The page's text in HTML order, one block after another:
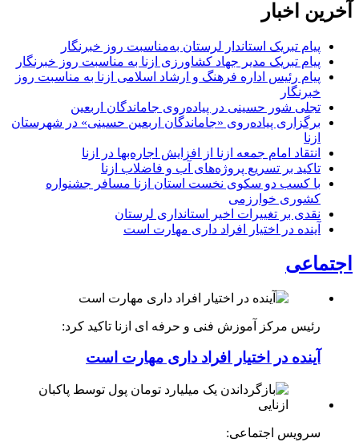
آخرین اخبار
پیام تبریک استاندار لرستان به‌مناسبت روز خبرنگار
پیام تبریک مدیر جهاد کشاورزی ازنا به مناسبت روز خبرنگار
پیام رئیس اداره فرهنگ و ارشاد اسلامی ازنا به مناسبت روز
خبرنگار
تجلی شور حسینی در پیاده‌روی جاماندگان اربعین
برگزاری پیاده‌روی «جاماندگان اربعین حسینی» در شهرستان
ازنا
انتقاد امام جمعه ازنا از افزایش اجاره‌بها در ازنا
تاکید بر تسریع پروژه‌های آب و فاضلاب ازنا
با کسب دو سکوی نخست استان ازنا مسافر جشنواره
کشوری خوارزمی
نقدی بر تغییرات اخیر استانداری لرستان
آینده در اختیار افراد داری مهارت است
اجتماعی
رئیس مرکز آموزش فنی و حرفه ای ازنا تاکید کرد:
آینده در اختیار افراد داری مهارت است
سرویس اجتماعی: